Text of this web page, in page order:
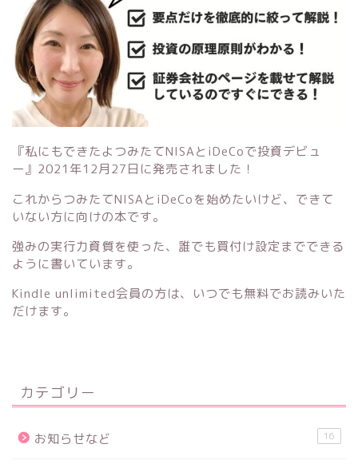
『私にもできたよつみたてNISAとiDeCoで投資デビュ
ー』 2021年12月27日に発売されました！
これからつみたてNISAとiDeCoを始めたいけど、できて
いない方に向けの本です。
強みの実行力資質を使った、誰でも買付け設定までできる
ように書いています。
Kindle unlimited会員の方は、いつでも無料でお読みいた
だけます。
カテゴリー
お知らせなど 16